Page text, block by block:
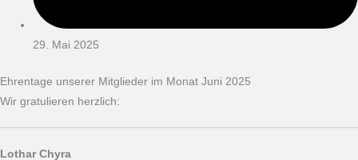
29. Mai 2025
Ehrentage unserer Mitglieder im Monat Juni 2025
Wir gratulieren herzlich:
Lothar Chyra